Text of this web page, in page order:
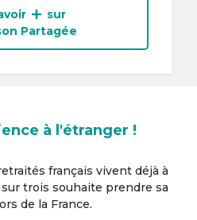
sur
Partagée
à l'étranger !
français vivent déjà à
trois souhaite prendre sa
de la France.